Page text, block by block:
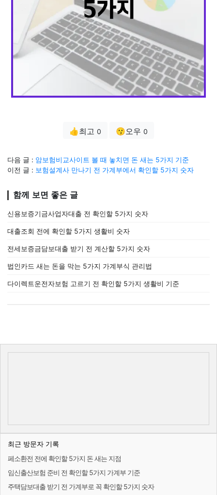
👍최고 0 😗오우 0
다음 글 : 암보험비교사이트 볼 때 놓치면 돈 새는 5가지 기준
이전 글 : 보험설계사 만나기 전 가계부에서 확인할 5가지 숫자
함께 보면 좋은 글
신용보증기금사업자대출 전 확인할 5가지 숫자
대출조회 전에 확인할 5가지 생활비 숫자
전세보증금담보대출 받기 전 계산할 5가지 숫자
법인카드 새는 돈을 막는 5가지 가계부식 관리법
다이렉트운전자보험 고르기 전 확인할 5가지 생활비 기준
최근 방문자 기록
페소환전 전에 확인할 5가지 돈 새는 지점
임신출산보험 준비 전 확인할 5가지 가계부 기준
주택담보대출 받기 전 가계부로 꼭 확인할 5가지 숫자